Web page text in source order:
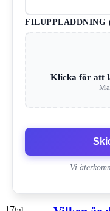
FILUPPLADDNING
Klicka för att
Vi